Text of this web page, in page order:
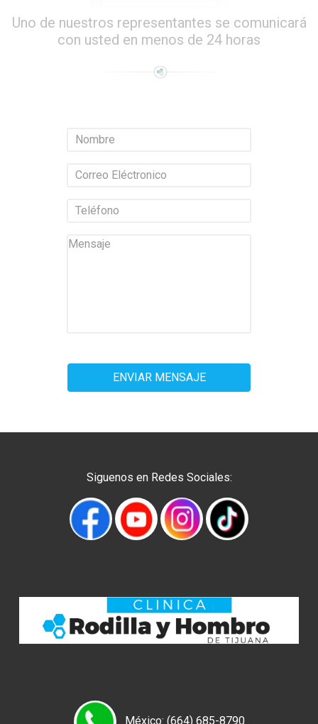
Uno de nuestros representantes se comunicará
con usted en menos de 24 horas
Siguenos en Redes Sociales:
México: (664) 685-8790